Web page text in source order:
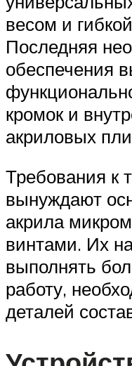
весом и
Последняя
обеспечения
кромок и
акриловых
Требования к
вынуждают
акрила
винтами. Их
выполнять
работу,
деталей